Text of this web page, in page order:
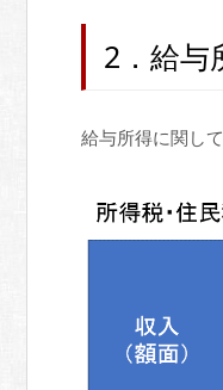
2．給与
給与所得に関し